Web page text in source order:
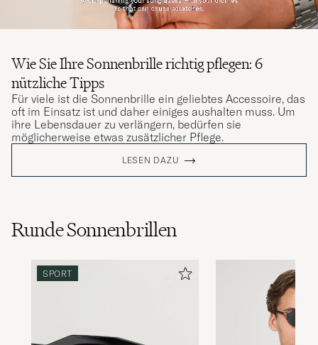
Wie Sie Ihre Sonnenbrille richtig pflegen: 6
nützliche Tipps
Für viele ist die Sonnenbrille ein geliebtes Accessoire, das
oft im Einsatz ist und daher einiges aushalten muss. Um
ihre Lebensdauer zu verlängern, bedürfen sie
möglicherweise etwas zusätzlicher Pflege.
LESEN DAZU
Runde Sonnenbrillen
SPORT